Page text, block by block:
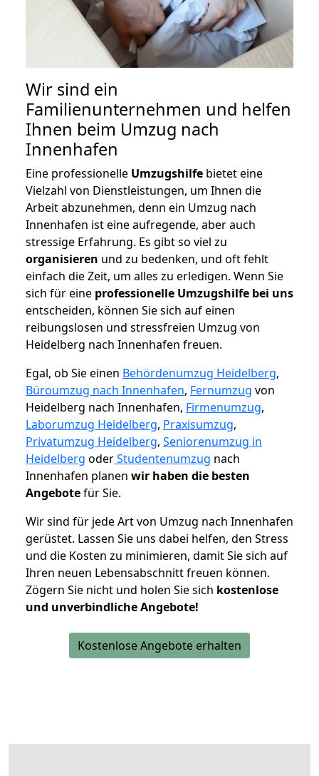
Wir sind ein
Familienunternehmen und helfen
Ihnen beim Umzug nach
Innenhafen
Eine professionelle Umzugshilfe bietet eine
Vielzahl von Dienstleistungen, um Ihnen die
Arbeit abzunehmen, denn ein Umzug nach
Innenhafen ist eine aufregende, aber auch
stressige Erfahrung. Es gibt so viel zu
organisieren und zu bedenken, und oft fehlt
einfach die Zeit, um alles zu erledigen. Wenn Sie
sich für eine professionelle Umzugshilfe bei uns
entscheiden, können Sie sich auf einen
reibungslosen und stressfreien Umzug von
Heidelberg nach Innenhafen freuen.
Egal, ob Sie einen Behördenumzug Heidelberg,
Büroumzug nach Innenhafen, Fernumzug von
Heidelberg nach Innenhafen, Firmenumzug,
Laborumzug Heidelberg, Praxisumzug,
Privatumzug Heidelberg, Seniorenumzug in
Heidelberg oderStudentenumzug nach
Innenhafen planen wir haben die besten
Angebotefür Sie.
Wir sind für jede Art von Umzug nach Innenhafen
gerüstet. Lassen Sie uns dabei helfen, den Stress
und die Kosten zu minimieren, damit Sie sich auf
Ihren neuen Lebensabschnitt freuen können.
Zögern Sie nicht und holen Sie sich kostenlose
und unverbindliche Angebote!
Kostenlose Angebote erhalten